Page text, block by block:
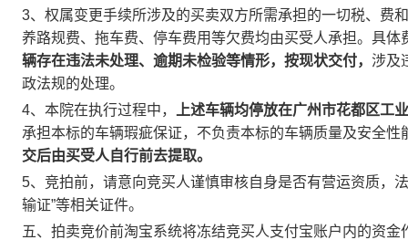
3、权属变更手续所涉及的买卖双方所需承担的一切税、费
养路规费、拖车费、停车费用等欠费均由买受人承担。具
辆存在违法未处理、逾期未检验等情形，按现状交付， 涉及
政法规的处理。
4、 本院在执行过程中，
上述车辆均停放在广州市花都区工
承担本标的车辆瑕疵保证，不负责本标的车辆质量及安全
交后由买受人自行前去提取。
5、竞拍前，请意向竞买人谨慎审核自身是否有营运资质，
输证”等相关证件。
五、 拍卖竞价前淘宝系统将冻结竞买人支付宝账户内的资